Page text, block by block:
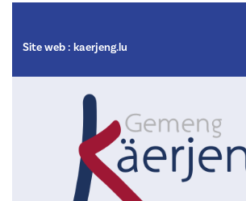
Site web : kaerjeng.lu